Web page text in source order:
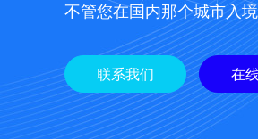
不管您在国内那个城市入
联系我们 在